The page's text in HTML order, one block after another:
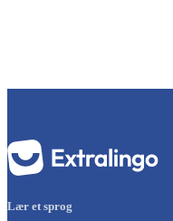
Lær et sprog